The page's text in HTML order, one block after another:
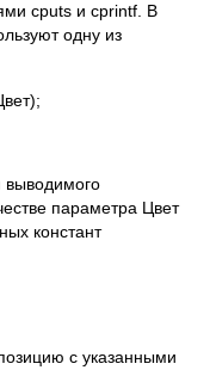
cputs и cprintf. В
одну из
выводимого
параметра Цвет
констант
с указанными